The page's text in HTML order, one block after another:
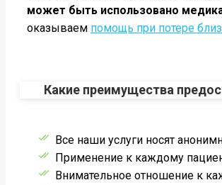
может быть использовано
оказываем помощь при потере
Какие преимущества
Все наши услуги носят
Применение к каждому
Внимательное отношение к